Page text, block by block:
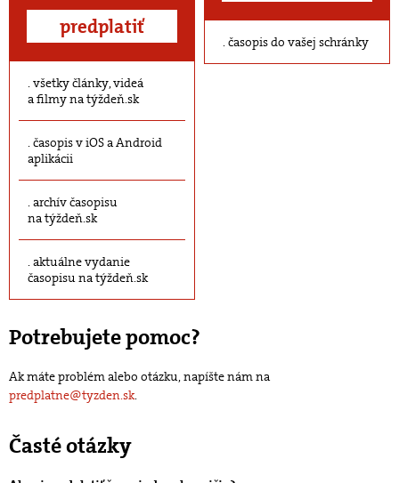
predplatiť
všetky články, videá
a filmy na týždeň.sk
časopis v iOS a Android
aplikácii
archív časopisu
na týždeň.sk
aktuálne vydanie
časopisu na týždeň.sk
časopis do vašej schránky
Potrebujete pomoc?
Ak máte problém alebo otázku, napíšte nám na
predplatne@tyzden.sk.
Časté otázky